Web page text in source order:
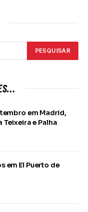
em Madrid,
e Palha
em El Puerto de